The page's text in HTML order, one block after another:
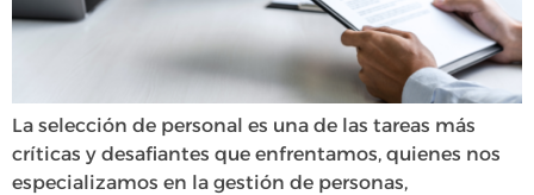
La selección de personal es una de las tareas más
críticas y desafiantes que enfrentamos, quienes nos
especializamos en la gestión de personas,